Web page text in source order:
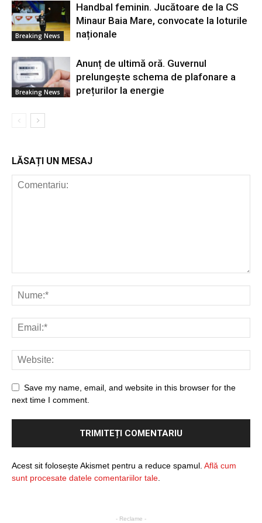
Breaking News
Handbal feminin. Jucătoare de la CS
Minaur Baia Mare, convocate la loturile
naționale
Breaking News
Anunț de ultimă oră. Guvernul
prelungește schema de plafonare a
prețurilor la energie
LĂSAȚI UN MESAJ
Save my name, email, and website in this browser for the
next time I comment.
Acest sit folosește Akismet pentru a reduce spamul. Află cum
sunt procesate datele comentariilor tale.
- Reclame -